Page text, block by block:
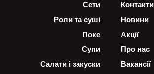
Сети
Роли та суші
Поке
Супи
Салати і закуски
Контакти
Новини
Акції
Про нас
Вакансії